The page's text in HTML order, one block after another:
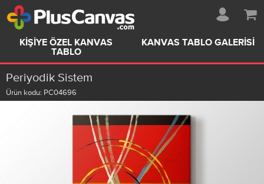
KIŞIYE ÖZEL KANVAS
TABLO
KANVAS TABLO GALERISI
Periyodik Sistem
Ürün kodu: PC04696